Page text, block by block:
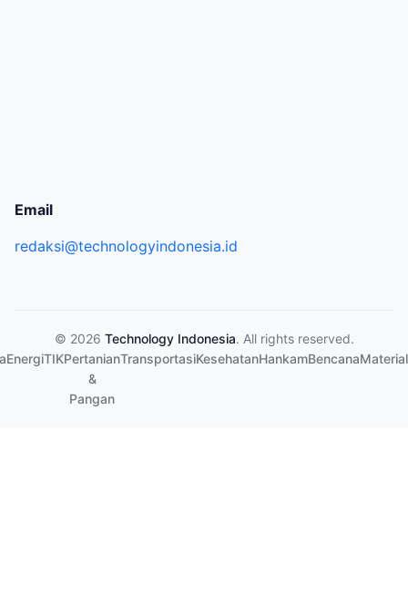
Email
redaksi@technologyindonesia.id
© 2026 Technology Indonesia. All rights reserved.
EnergiTIKPertanian
&
Pangan
TransportasiKesehatanHankamBencanaMaterial